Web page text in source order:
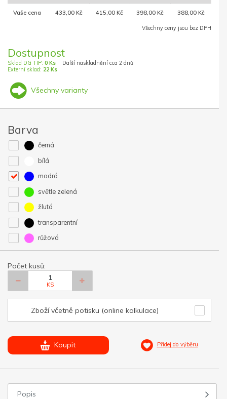
Vaše cena 433,00 Kč 415,00 Kč 398,00 Kč 388,00 Kč
Všechny ceny jsou bez DPH
Dostupnost
Sklad DG TIP: 0 Ks
Externí sklad: 22 Ks
Další naskladnění cca 2 dnů
Všechny varianty
Barva
černá
bílá
modrá
světle zelená
žlutá
transparentní
růžová
Počet kusů:
KS
Zboží včetně potisku (online kalkulace)
Koupit Přidej do výběru
Popis